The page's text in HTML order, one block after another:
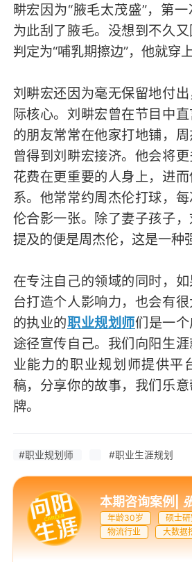
畊宏因为“腋毛太茂盛”，第
为此刮了腋毛。没想到不久
判定为“哺乳期擦边”，他就穿
刘畊宏还因为毫无保留地付
际核心。刘畊宏曾在节目中
的朋友常常在他家打地铺，
曾得到刘畊宏接济。他会将更
花费在更重要的人身上，进
系。他常常约周杰伦打球，
伦合影一张。除了妻子孩子
提及的便是周杰伦，这是一种
在专注自己的领域的同时，
台打造个人影响力，也会有
的执业的职业规划师们是一
途径宣传自己。我们向阳生
业能力的职业规划师提供平
稿，分享你的故事，我们乐
牌。
#职业规划师 #职业生涯规划
本期咨询案例
年龄30岁 硕士研
物流行业
大数据